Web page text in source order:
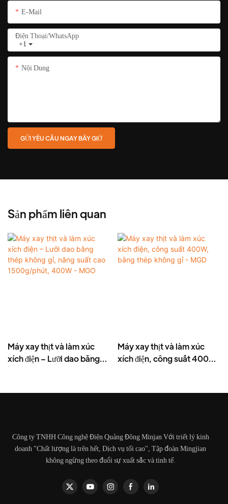
E-Mail
+1
Điện Thoại/whatsApp
Nội Dung
GỬI YÊU CẦU NGAY BÂY GIỜ
Sản phẩm liên quan
Máy xay thịt và làm xúc
xích điện – Lưỡi dao bằng
MGO
Máy xay thịt và làm xúc
xích điện, công suất 400W,
Công ty TNHH Công nghệ Điện Quảng Đông Minjan Với triết lý kinh
doanh "Chất lượng là trên hết, Dịch vụ tối cao", Tập đoàn Mingjian
không ngừng theo đuổi sự xuất sắc và tinh tế.